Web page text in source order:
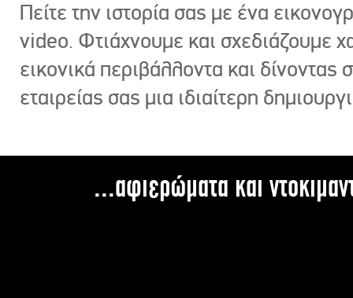
Πείτε την ιστορία σας με ένα
video. Φτιάχνουμε και σχεδιάζουμε
εικονικά περιβάλλοντα και δίνοντας
εταιρείας σας μια ιδιαίτερη
...αφιερώματα και